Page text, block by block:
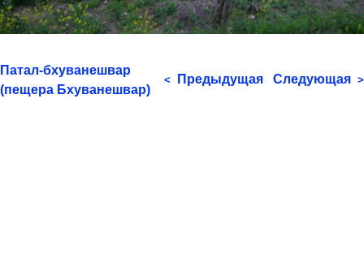
Патал-бхуванешвар
(пещера Бхуванешвар)
< Предыдущая Следующая >